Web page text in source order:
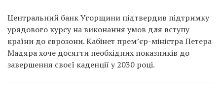
Центральний банк Угорщини підтвердив підтримку
урядового курсу на виконання умов для вступу
країни до єврозони. Кабінет прем’єр-міністра Петера
Мадяра хоче досягти необхідних показників до
завершення своєї каденції у 2030 році.